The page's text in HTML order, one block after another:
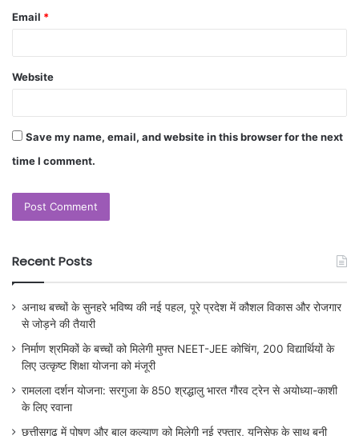
Email *
Website
Save my name, email, and website in this browser for the next
time I comment.
Recent Posts
अनाथ बच्चों के सुनहरे भविष्य की नई पहल, पूरे प्रदेश में कौशल विकास और रोजगार
से जोड़ने की तैयारी
निर्माण श्रमिकों के बच्चों को मिलेगी मुफ्त NEET-JEE कोचिंग, 200 विद्यार्थियों के
लिए उत्कृष्ट शिक्षा योजना को मंजूरी
रामलला दर्शन योजना: सरगुजा के 850 श्रद्धालु भारत गौरव ट्रेन से अयोध्या-काशी
के लिए रवाना
छत्तीसगढ़ में पोषण और बाल कल्याण को मिलेगी नई रफ्तार, यूनिसेफ के साथ बनी